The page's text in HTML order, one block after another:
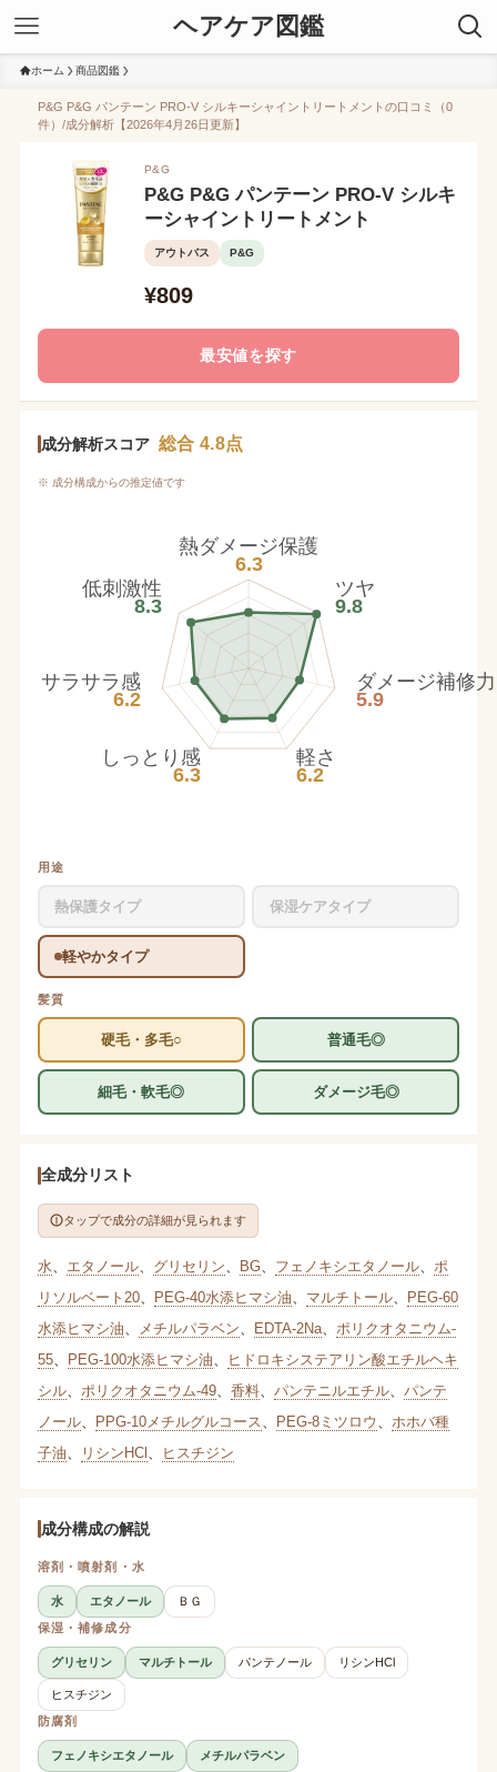
ヘアケア図鑑
ホーム 商品図鑑
P&G P&G パンテーン PRO-V シルキーシャイントリートメントの口コミ（0
件）/成分解析【2026年4月26日更新】
P&G
P&G P&G パンテーン PRO-V シルキ
ーシャイントリートメント
アウトバス P&G
¥809
最安値を探す
成分解析スコア 総合 4.8点
※ 成分構成からの推定値です
熱ダメージ保護
6.3
ツヤ
9.8
ダメージ補修力
5.9
軽さ
6.2
しっとり感
6.3
サラサラ感
6.2
低刺激性
8.3
用途
熱保護タイプ 保湿ケアタイプ
軽やかタイプ
髪質
硬毛・多毛○ 普通毛◎
細毛・軟毛◎ ダメージ毛◎
全成分リスト
タップで成分の詳細が見られます
水 エタノール、 グリセリン BG、 フェノキシエタノール、 ポ
リソルベート20、 PEG-40水添ヒマシ油 マルチトール、 PEG-60
水添ヒマシ油
メチルパラベン EDTA-2Na、 ポリクオタニウム-
55、 PEG-100水添ヒマシ油
ヒドロキシステアリン酸エチルヘキ
シル、 ポリクオタニウム-49、 香料、 パンテニルエチル、 パンテ
ノール、 PPG-10メチルグルコース PEG-8ミツロウ
ホホバ種
子油
リシンHCl ヒスチジン
成分構成の解説
溶剤・噴射剤・水
水 エタノール
ＢＧ
保湿・補修成分
グリセリン マルチトール パンテノール リシンHCl
ヒスチジン
防腐剤
フェノキシエタノール
メチルパラベン